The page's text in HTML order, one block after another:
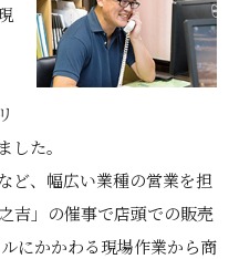
した。
ど、幅広い業種の営業を担
吉」の催事で店頭での販売
にかかわる現場作業から商